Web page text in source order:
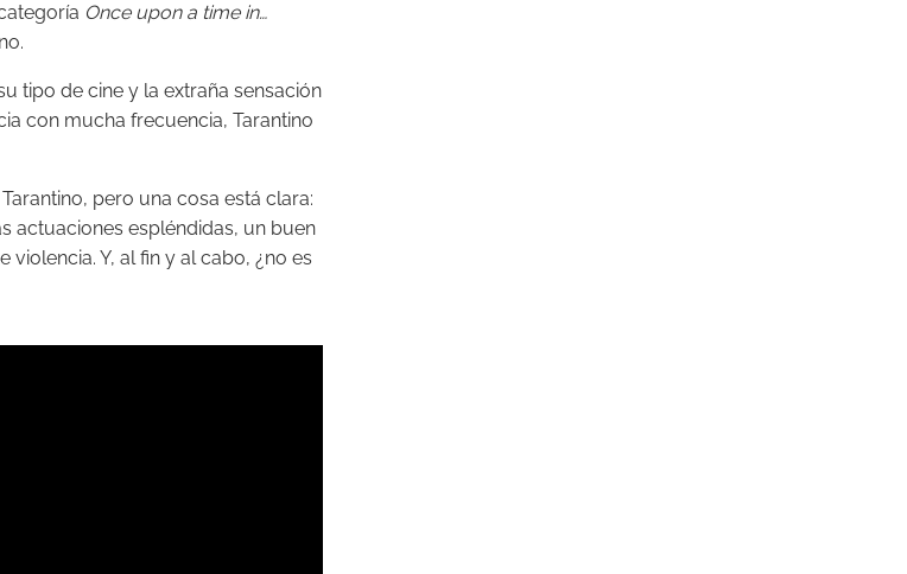
Once upon a time in…
tipo de cine y la extraña sensación
con mucha frecuencia, Tarantino
pero una cosa está clara:
actuaciones espléndidas, un buen
Y, al fin y al cabo, ¿no es